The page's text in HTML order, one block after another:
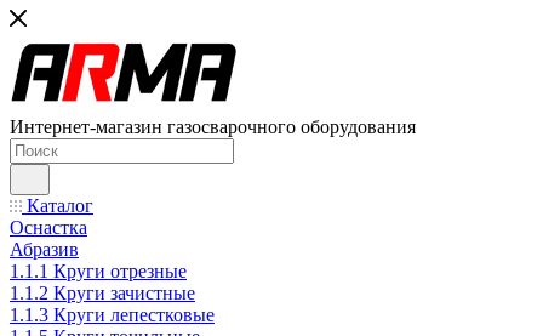
Интернет-магазин газосварочного оборудования
Каталог
Оснастка
Абразив
1.1.1 Круги отрезные
1.1.2 Круги зачистные
1.1.3 Круги лепестковые